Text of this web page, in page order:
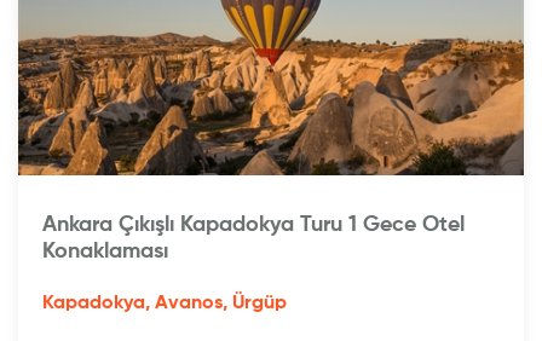
Ankara Çıkışlı Kapadokya Turu 1 Gece Otel
Konaklaması
Kapadokya, Avanos, Ürgüp